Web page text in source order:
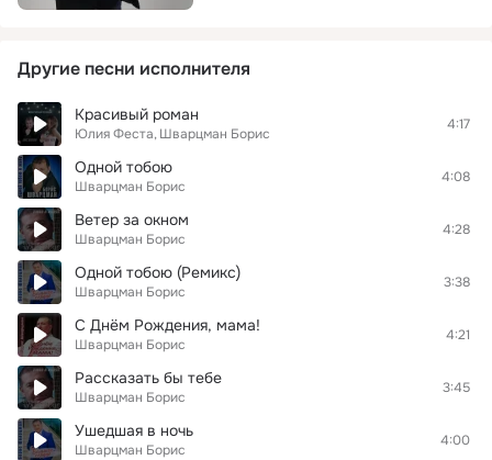
Другие песни исполнителя
Красивый роман
Юлия Феста Шварцман Борис
4:17
Одной тобою
Шварцман Борис
4:08
Ветер за окном
Шварцман Борис
4:28
Одной тобою (Ремикс)
Шварцман Борис
3:38
С Днём Рождения, мама!
Шварцман Борис
4:21
Рассказать бы тебе
Шварцман Борис
3:45
Ушедшая в ночь
Шварцман Борис
4:00